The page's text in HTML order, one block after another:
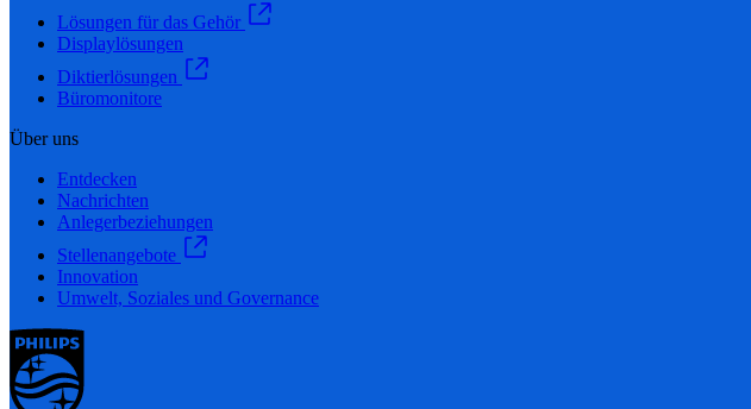
Lösungen für das Gehör
Displaylösungen
Diktierlösungen
Büromonitore
Über uns
Entdecken
Nachrichten
Anlegerbeziehungen
Stellenangebote
Innovation
Umwelt, Soziales und Governance